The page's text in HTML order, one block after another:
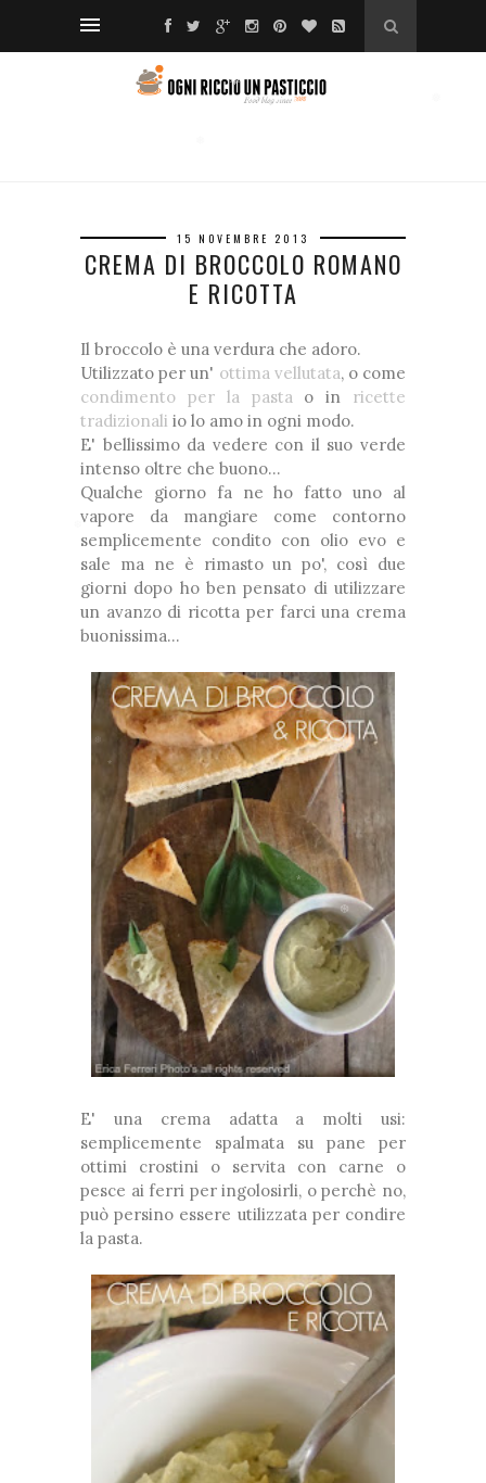
15 NOVEMBRE 2013
CREMA DI BROCCOLO ROMANO
E RICOTTA
Il broccolo è una verdura che adoro.
Utilizzato per un' ottima vellutata, o come
condimento per la pasta o in ricette
tradizionali io lo amo in ogni modo.
E' bellissimo da vedere con il suo verde
intenso oltre che buono...
Qualche giorno fa ne ho fatto uno al
vapore da mangiare come contorno
semplicemente condito con olio evo e
sale ma ne è rimasto un po', così due
giorni dopo ho ben pensato di utilizzare
un avanzo di ricotta per farci una crema
buonissima...
E' una crema adatta a molti usi:
semplicemente spalmata su pane per
ottimi crostini o servita con carne o
pesce ai ferri per ingolosirli, o perchè no,
può persino essere utilizzata per condire
la pasta.
❆
❆
❅
❅
*
❅
❅
❆
❆
*
*